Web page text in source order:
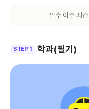
필수 이수 시
STEP 1 학과(필기)